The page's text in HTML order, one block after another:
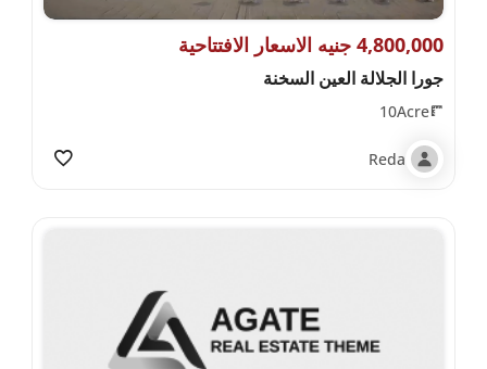
4,800,000 جنيه الاسعار الافتتاحية
جورا الجلالة العين السخنة
10Acre
Reda